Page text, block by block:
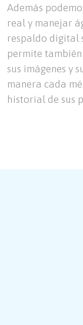
Además
real y manejar
respaldo digital
permite también
sus imágenes y
manera cada
historial de sus